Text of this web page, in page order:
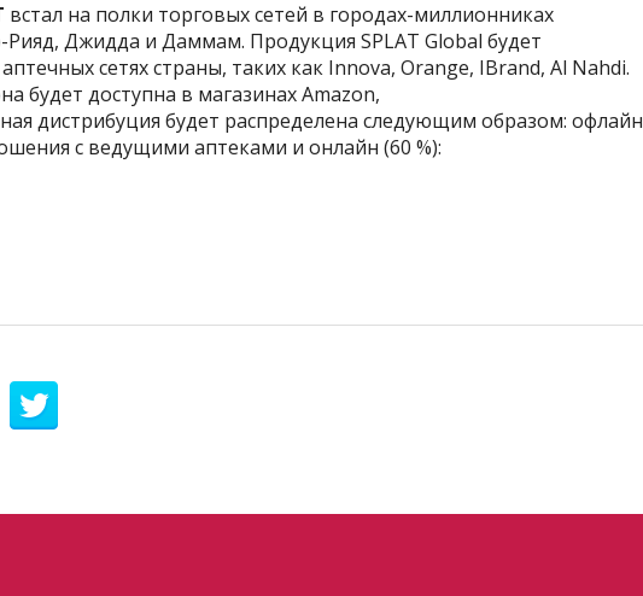
встал на полки торговых сетей в городах-миллионниках
Джидда и Даммам. Продукция SPLAT Global будет
сетях страны, таких как Innova, Orange, IBrand, Al Nahdi.
будет доступна в магазинах Amazon,
дистрибуция будет распределена следующим образом: офлайн
с ведущими аптеками и онлайн (60 %):